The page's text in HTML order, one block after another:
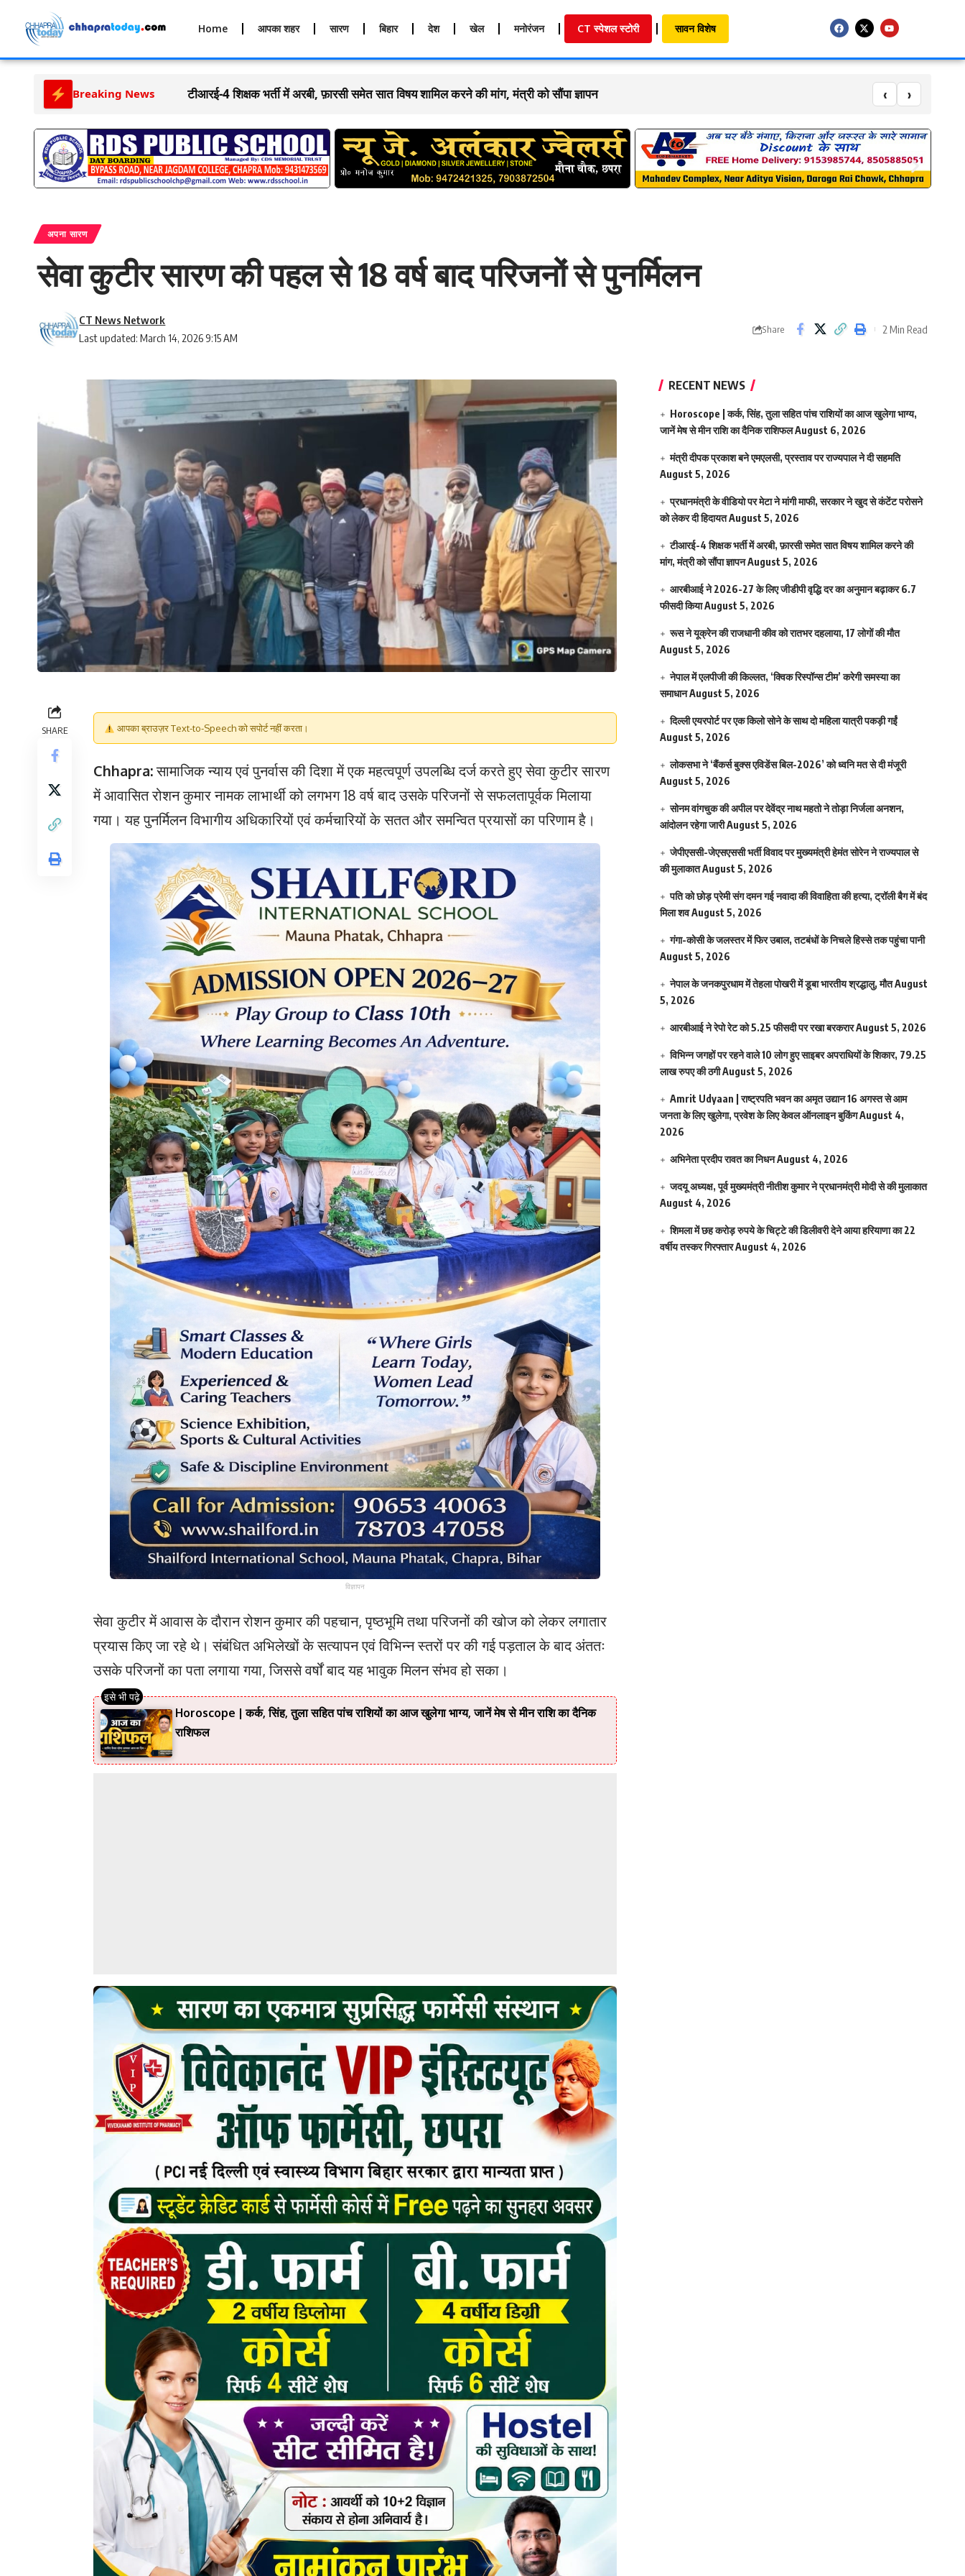
Home आपका शहर सारण बिहार देश खेल मनोरंजन CT स्पेशल स्टोरी सावन विशेष
Breaking News टीआरई-4 शिक्षक भर्ती में अरबी, फ़ारसी समेत सात विषय शामिल करने की मांग, मंत्री को सौंपा ज्ञापन ‹ ›
अपना सारण
सेवा कुटीर सारण की पहल से 18 वर्ष बाद परिजनों से पुनर्मिलन
Last updated: March 14, 2026 9:15 AM
CT News Network
Share 2 Min Read
SHARE आपका ब्राउज़र Text-to-Speech को सपोर्ट नहीं करता।
Chhapra:सामाजिक न्याय एवं पुनर्वास की दिशा में एक महत्वपूर्ण उपलब्धि दर्ज करते हुए सेवा कुटीर सारण
में आवासित रोशन कुमार नामक लाभार्थी को लगभग 18 वर्ष बाद उसके परिजनों से सफलतापूर्वक मिलाया
गया। यह पुनर्मिलन विभागीय अधिकारियों एवं कर्मचारियों के सतत और समन्वित प्रयासों का परिणाम है।
विज्ञापन
सेवा कुटीर में आवास के दौरान रोशन कुमार की पहचान, पृष्ठभूमि तथा परिजनों की खोज को लेकर लगातार
प्रयास किए जा रहे थे। संबंधित अभिलेखों के सत्यापन एवं विभिन्न स्तरों पर की गई पड़ताल के बाद अंततः
उसके परिजनों का पता लगाया गया, जिससे वर्षों बाद यह भावुक मिलन संभव हो सका।
Horoscope | कर्क, सिंह, तुला सहित पांच राशियों का आज खुलेगा भाग्य, जानें मेष से मीन राशि का दैनिक
राशिफल
RECENT NEWS
Horoscope | कर्क, सिंह, तुला सहित पांच राशियों का आज खुलेगा भाग्य,
जानें मेष से मीन राशि का दैनिक राशिफलAugust 6, 2026
मंत्री दीपक प्रकाश बने एमएलसी, प्रस्ताव पर राज्यपाल ने दी सहमति
August 5, 2026
प्रधानमंत्री के वीडियो पर मेटा ने मांगी माफी, सरकार ने खुद से कंटेंट परोसने
को लेकर दी हिदायतAugust 5, 2026
टीआरई-4 शिक्षक भर्ती में अरबी, फ़ारसी समेत सात विषय शामिल करने की
मांग, मंत्री को सौंपा ज्ञापनAugust 5, 2026
आरबीआई ने 2026-27 के लिए जीडीपी वृद्धि दर का अनुमान बढ़ाकर 6.7
फीसदी कियाAugust 5, 2026
रूस ने यूक्रेन की राजधानी कीव को रातभर दहलाया, 17 लोगों की मौत
August 5, 2026
नेपाल में एलपीजी की किल्लत, ‘क्विक रिस्पॉन्स टीम’ करेगी समस्या का
समाधानAugust 5, 2026
दिल्ली एयरपोर्ट पर एक किलो सोने के साथ दो महिला यात्री पकड़ी गईं
August 5, 2026
लोकसभा ने ‘बैंकर्स बुक्स एविडेंस बिल-2026’ को ध्वनि मत से दी मंजूरी
August 5, 2026
सोनम वांगचुक की अपील पर देवेंद्र नाथ महतो ने तोड़ा निर्जला अनशन,
आंदोलन रहेगा जारीAugust 5, 2026
जेपीएससी-जेएसएससी भर्ती विवाद पर मुख्यमंत्री हेमंत सोरेन ने राज्यपाल से
की मुलाकातAugust 5, 2026
पति को छोड़ प्रेमी संग दमन गई नवादा की विवाहिता की हत्या, ट्रॉली बैग में बंद
मिला शवAugust 5, 2026
गंगा-कोसी के जलस्तर में फिर उबाल, तटबंधों के निचले हिस्से तक पहुंचा पानी
August 5, 2026
नेपाल के जनकपुरधाम में तेहला पोखरी में डूबा भारतीय श्रद्धालु, मौतAugust
5, 2026
आरबीआई ने रेपो रेट को 5.25 फीसदी पर रखा बरकरारAugust 5, 2026
विभिन्न जगहों पर रहने वाले 10 लोग हुए साइबर अपराधियों के शिकार, 79.25
लाख रुपए की ठगीAugust 5, 2026
Amrit Udyaan | राष्ट्रपति भवन का अमृत उद्यान 16 अगस्त से आम
जनता के लिए खुलेगा, प्रवेश के लिए केवल ऑनलाइन बुकिंगAugust 4,
2026
अभिनेता प्रदीप रावत का निधनAugust 4, 2026
जदयू अध्यक्ष, पूर्व मुख्यमंत्री नीतीश कुमार ने प्रधानमंत्री मोदी से की मुलाकात
August 4, 2026
शिमला में छह करोड़ रुपये के चिट्टे की डिलीवरी देने आया हरियाणा का 22
वर्षीय तस्कर गिरफ्तारAugust 4, 2026